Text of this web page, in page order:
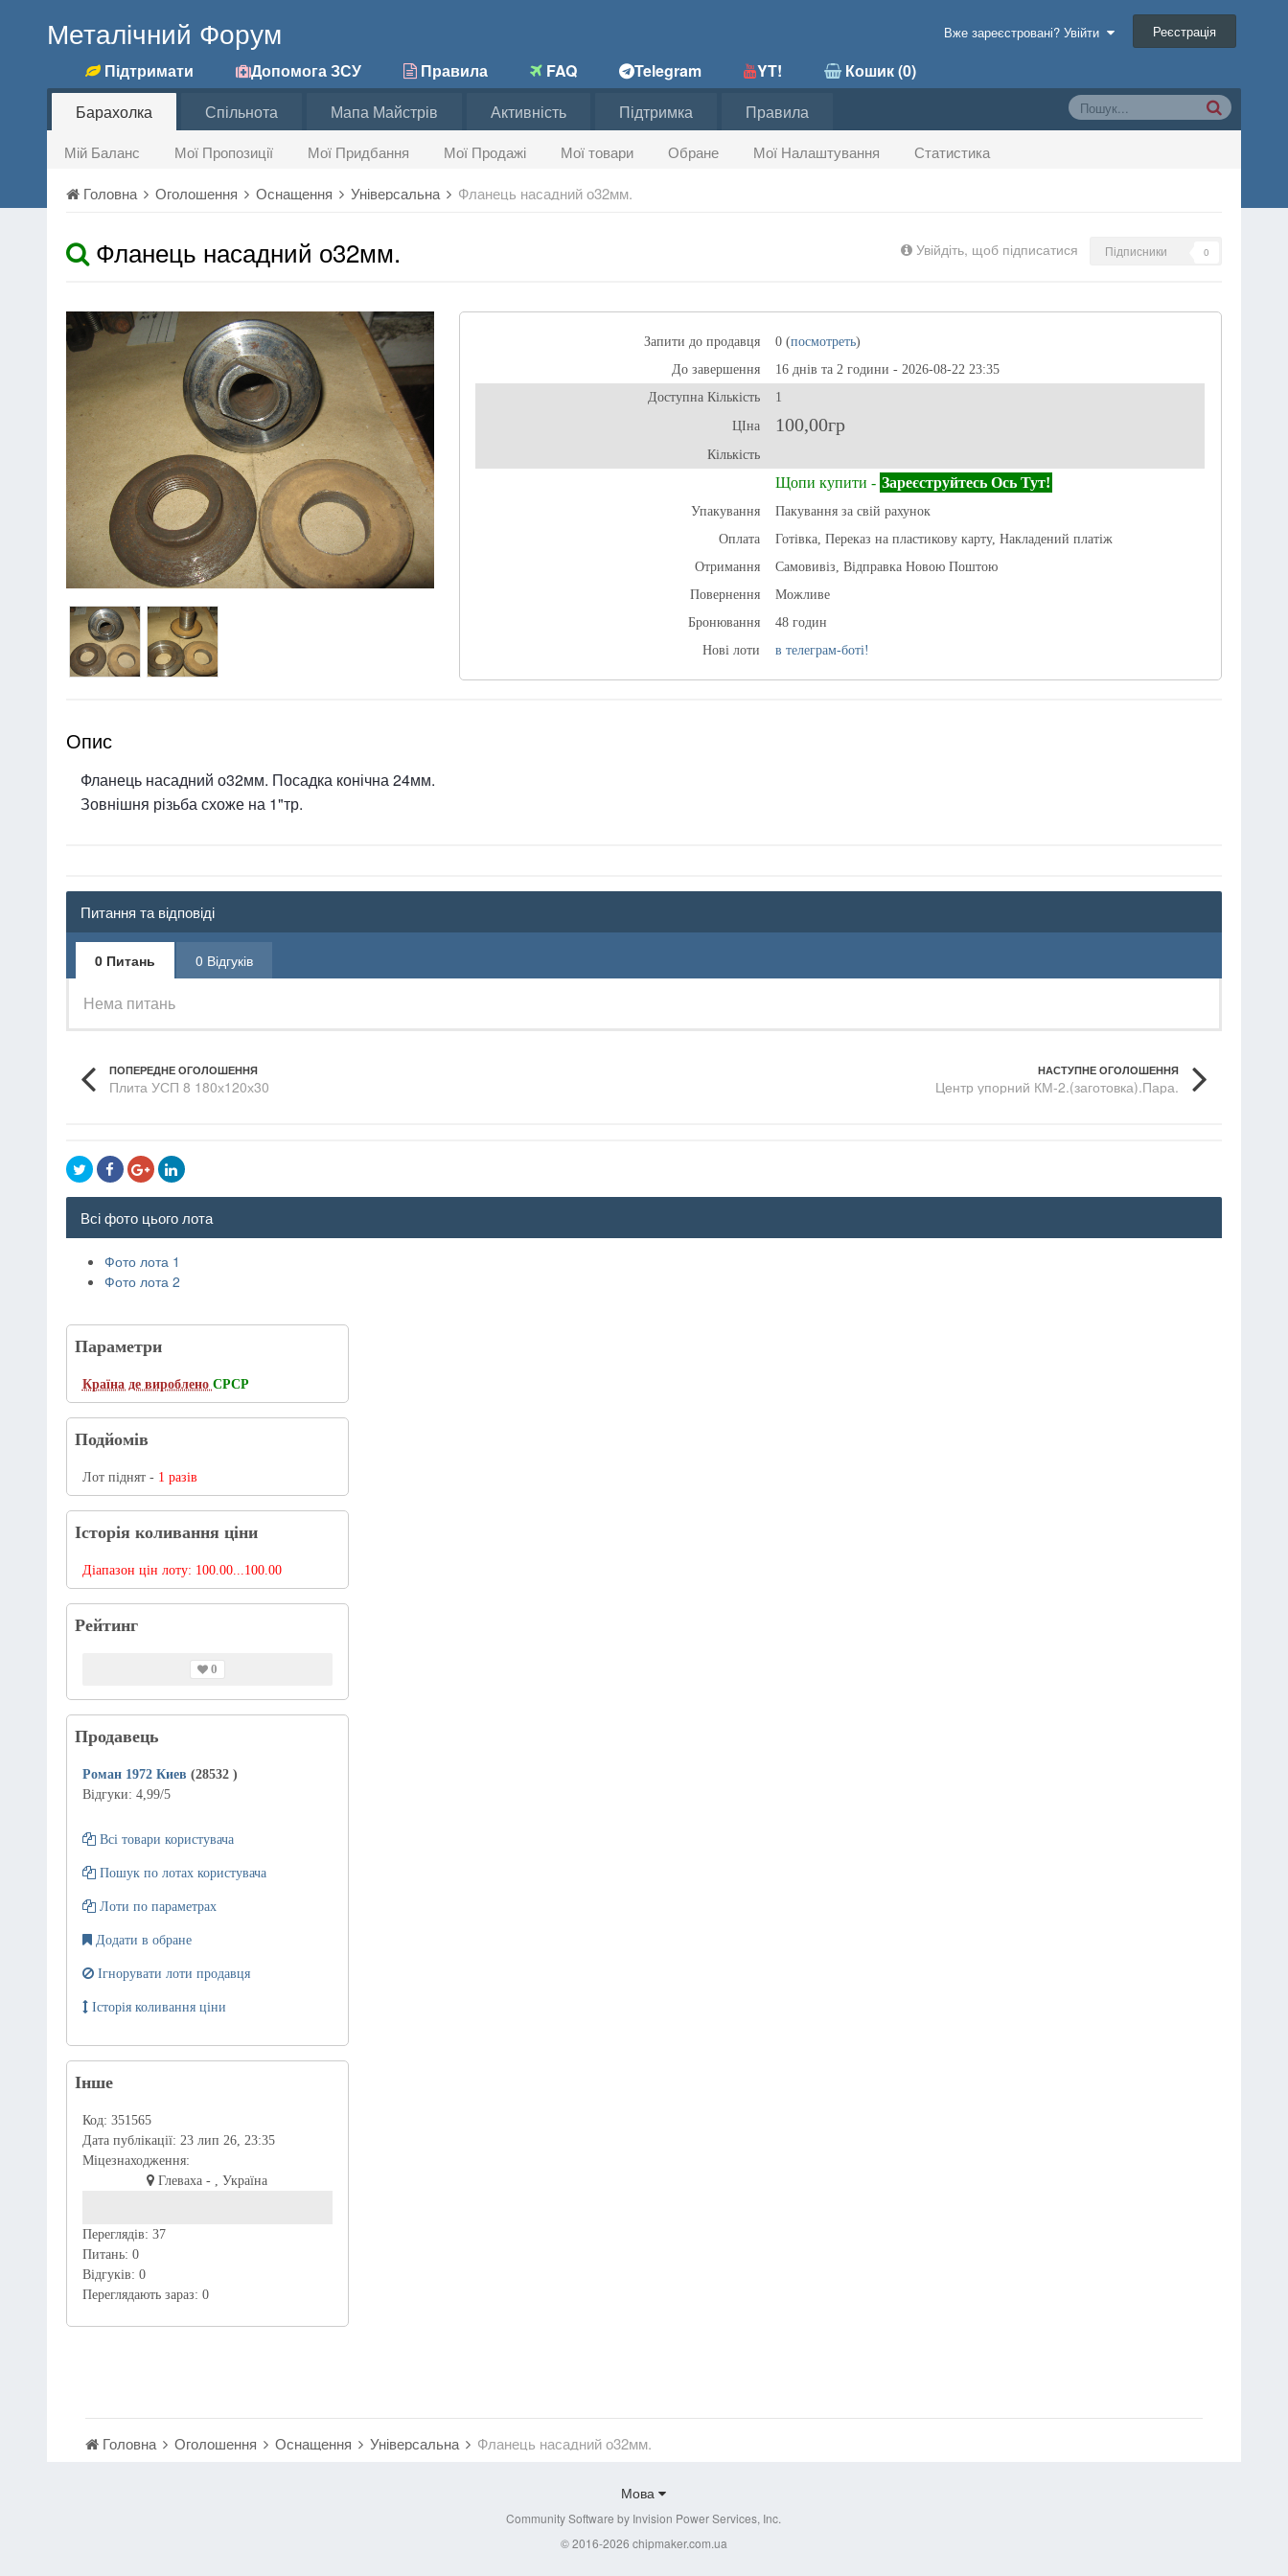
Металічний Форум
Підтримати Допомога ЗСУ Правила FAQ Telegram YT! Кошик (0)
Вже зареєстровані? Увійти Реєстрація
Барахолка
Мій Баланс Мої Пропозиції Мої Придбання Мої Продажі Мої товари Обране Мої Налаштування Статистика
Спільнота Мапа Майстрів Активність Підтримка Правила
Головна Оголошення Оснащення Універсальна Фланець насадний о32мм.
Увійдіть, щоб підписатися Підписники 0
Фланець насадний о32мм.
Запити до продавця 0 (посмотреть)
До завершення
16 днів та 2 години - 2026-08-22 23:35
Доступна Кількість
1
ЦІна
100,00гр
Кількість
Щопи купити - Зареєструйтесь Ось Тут!
Упакування
Пакування за свій рахунок
Оплата
Готівка, Переказ на пластикову карту, Накладений платіж
Отримання
Самовивіз, Відправка Новою Поштою
Повернення
Можливе
Бронювання
48 годин
Нові лоти
в телеграм-боті!
Опис
Фланець насадний о32мм. Посадка конічна 24мм.
Зовнішня різьба схоже на 1"тр.
Питання та відповіді
0 Питань 0 Відгуків
Нема питань
ПОПЕРЕДНЕ ОГОЛОШЕННЯ
Плита УСП 8 180х120х30
НАСТУПНЕ ОГОЛОШЕННЯ
Центр упорний КМ-2.(заготовка).Пара.
Всі фото цього лота
Фото лота 1
Фото лота 2
Параметри
Країна де вироблено СРСР
Подйомів
Лот піднят - 1 разів
Історія коливання ціни
Діапазон цін лоту: 100.00...100.00
Рейтинг
0
Продавець
Роман 1972 Киев (28532 )
Відгуки: 4,99/5
Всі товари користувача
Пошук по лотах користувача
Лоти по параметрах
Додати в обране
Ігнорувати лоти продавця
Історія коливання ціни
Інше
Код: 351565
Дата публікації: 23 лип 26, 23:35
Міцезнаходження:
Глеваха - , Україна
Переглядів: 37
Питань: 0
Відгуків: 0
Переглядають зараз: 0
Головна Оголошення Оснащення Універсальна Фланець насадний о32мм.
Мова
Community Software by Invision Power Services, Inc.
© 2016-2026 chipmaker.com.ua